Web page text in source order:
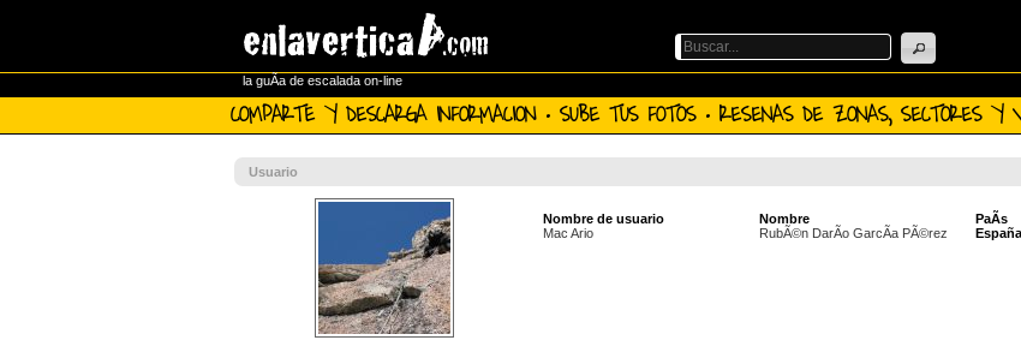
la guÃ­a de escalada on-line
COMPARTE Y DESCARGA INFORMACION · SUBE TUS FOTOS · RESENAS DE ZONAS, SECTORES
Usuario
Nombre de usuario
Mac Ario
Nombre
RubÃ©n DarÃ­o GarcÃ­a PÃ©rez
PaÃ­s
España